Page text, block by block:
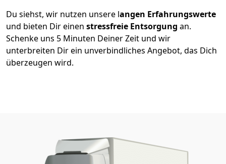
Du siehst, wir nutzen unsere langen Erfahrungswerte
und bieten Dir einen stressfreie Entsorgung an.
Schenke uns 5 Minuten Deiner Zeit und wir
unterbreiten Dir ein unverbindliches Angebot, das Dich
überzeugen wird.